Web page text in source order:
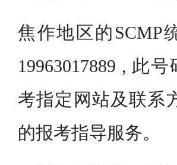
焦作地区的SCMP
19963017889 , 此
考指定网站及联系
的报考指导服务。